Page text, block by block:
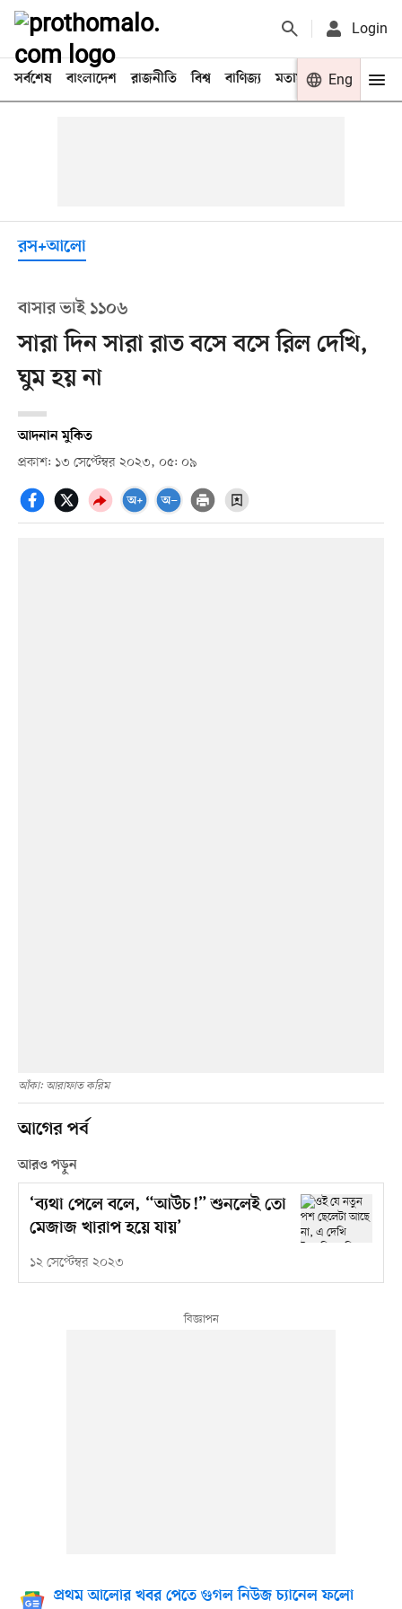
Login
সর্বশেষ বাংলাদেশ রাজনীতি বিশ্ব বাণিজ্য মতামত খেলা
Eng
রস+আলো
বাসার ভাই ১১০৬
সারা দিন সারা রাত বসে বসে রিল দেখি,
ঘুম হয় না
আদনান মুকিত
প্রকাশ: ১৩ সেপ্টেম্বর ২০২৩, ০৫: ০৯
আঁকা: আরাফাত করিম
আগের পর্ব
আরও পড়ুন
‘ব্যথা পেলে বলে, “আউচ!” শুনলেই তো
মেজাজ খারাপ হয়ে যায়’
১২ সেপ্টেম্বর ২০২৩
প্রথম আলোর খবর পেতে গুগল নিউজ চ্যানেল ফলো